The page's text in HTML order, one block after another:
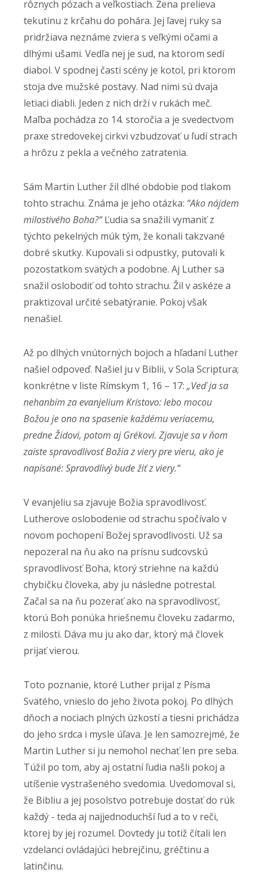
rôznych pózach a veľkostiach. Žena prelieva
tekutinu z krčahu do pohára. Jej ľavej ruky sa
pridržiava neznáme zviera s veľkými očami a
dlhými ušami. Vedľa nej je sud, na ktorom sedí
diabol. V spodnej časti scény je kotol, pri ktorom
stoja dve mužské postavy. Nad nimi sú dvaja
letiaci diabli. Jeden z nich drží v rukách meč.
Maľba pochádza zo 14. storočia a je svedectvom
praxe stredovekej cirkvi vzbudzovať u ľudí strach
a hrôzu z pekla a večného zatratenia.
Sám Martin Luther žil dlhé obdobie pod tlakom
tohto strachu. Známa je jeho otázka: “Ako nájdem
milostivého Boha?“Ľudia sa snažili vymaniť z
týchto pekelných múk tým, že konali takzvané
dobré skutky. Kupovali si odpustky, putovali k
pozostatkom svätých a podobne. Aj Luther sa
snažil oslobodiť od tohto strachu. Žil v askéze a
praktizoval určité sebatýranie. Pokoj však
nenašiel.
Až po dlhých vnútorných bojoch a hľadaní Luther
našiel odpoveď. Našiel ju v Biblii, v Sola Scriptura;
konkrétne v liste Rímskym 1, 16 – 17: „Veď ja sa
nehanbím za evanjelium Kristovo: lebo mocou
Božou je ono na spasenie každému veriacemu,
predne Židovi, potom aj Grékovi. Zjavuje sa v ňom
zaiste spravodlivosť Božia z viery pre vieru, ako je
napísané: Spravodlivý bude žiť z viery.“
V evanjeliu sa zjavuje Božia spravodlivosť.
Lutherove oslobodenie od strachu spočívalo v
novom pochopení Božej spravodlivosti. Už sa
nepozeral na ňu ako na prísnu sudcovskú
spravodlivosť Boha, ktorý striehne na každú
chybičku človeka, aby ju následne potrestal.
Začal sa na ňu pozerať ako na spravodlivosť,
ktorú Boh ponúka hriešnemu človeku zadarmo,
z milosti. Dáva mu ju ako dar, ktorý má človek
prijať vierou.
Toto poznanie, ktoré Luther prijal z Písma
Svätého, vnieslo do jeho života pokoj. Po dlhých
dňoch a nociach plných úzkostí a tiesni prichádza
do jeho srdca i mysle úľava. Je len samozrejmé, že
Martin Luther si ju nemohol nechať len pre seba.
Túžil po tom, aby aj ostatní ľudia našli pokoj a
utíšenie vystrašeného svedomia. Uvedomoval si,
že Bibliu a jej posolstvo potrebuje dostať do rúk
každý - teda aj najjednoduchší ľud a to v reči,
ktorej by jej rozumel. Dovtedy ju totiž čítali len
vzdelanci ovládajúci hebrejčinu, gréčtinu a
latinčinu.